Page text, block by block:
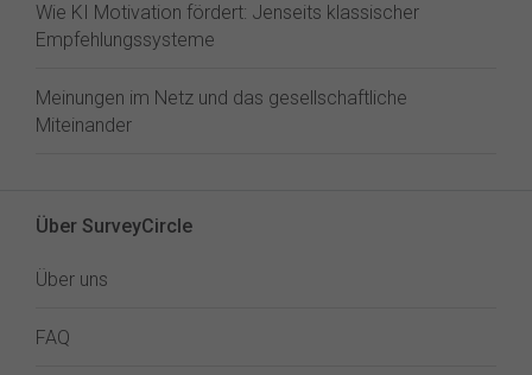
Wie KI Motivation fördert: Jenseits klassischer
Empfehlungssysteme
Meinungen im Netz und das gesellschaftliche
Miteinander
Über SurveyCircle
Über uns
FAQ